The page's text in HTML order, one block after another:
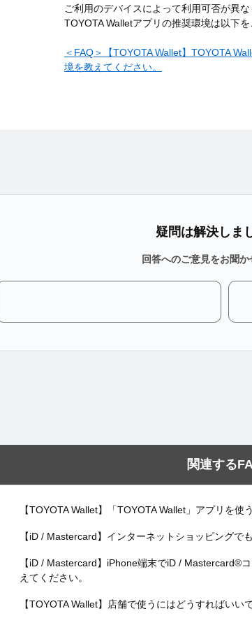
ご利用のデバイスによって利用可否が異な
TOYOTA Walletアプリの推奨環境は以下を
＜FAQ＞
【TOYOTA Wallet】TOYOTA
境を教えてください。
疑問は解決しま
回答へのご意見をお聞か
関連する
【TOYOTA Wallet】「TOYOTA Wallet」アプリを使
【iD / Mastercard】インターネットショッピングで
【iD / Mastercard】iPhone端末でiD / Mastercard®
えてください。
【TOYOTA Wallet】店舗で使うにはどうすればいい